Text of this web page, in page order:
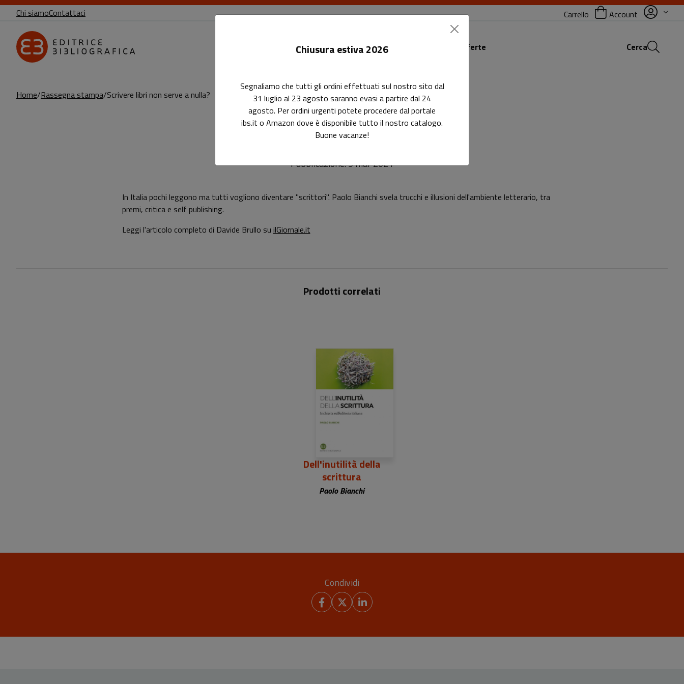
Chi siamoContattaci Carrello Account
Le riviste I corsi Le offerte Cerca
Home Rassegna stampa Scrivere libri non serve a nulla?
Scrivere libri non serve a nulla?
Pubblicazione: 9 mar 2021
In Italia pochi leggono ma tutti vogliono diventare "scrittori". Paolo Bianchi svela trucchi e illusioni dell'ambiente letterario, tra
premi, critica e self publishing.
Leggi l'articolo completo di Davide Brullo su ilGiornale.it
Prodotti correlati
22,00 €
Dell'inutilità della
scrittura
Paolo Bianchi
Condividi
Chiusura estiva 2026
Segnaliamo che tutti gli ordini effettuati sul nostro sito dal
31 luglio al 23 agosto saranno evasi a partire dal 24
agosto. Per ordini urgenti potete procedere dal portale
ibs.it o Amazon dove è disponibile tutto il nostro catalogo.
Buone vacanze!